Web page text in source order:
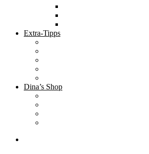
Extra-Tipps
Dina’s Shop